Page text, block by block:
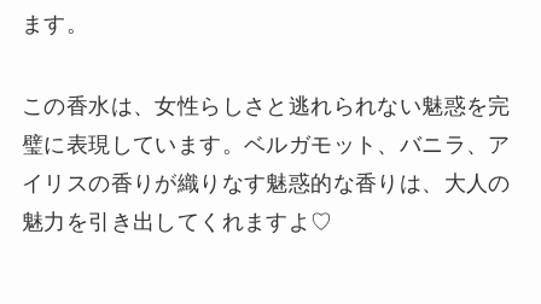
ます。
この香水は、女性らしさと逃れられない魅惑を完
璧に表現しています。ベルガモット、バニラ、ア
イリスの香りが織りなす魅惑的な香りは、大人の
魅力を引き出してくれますよ♡